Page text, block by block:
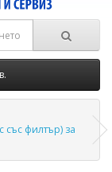
със филтър) за